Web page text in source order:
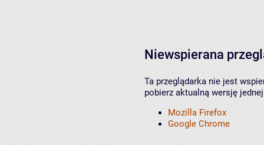
Niewspierana
Ta przeglądarka nie jest
pobierz aktualną wersję
Mozilla Firefox
Google Chrome